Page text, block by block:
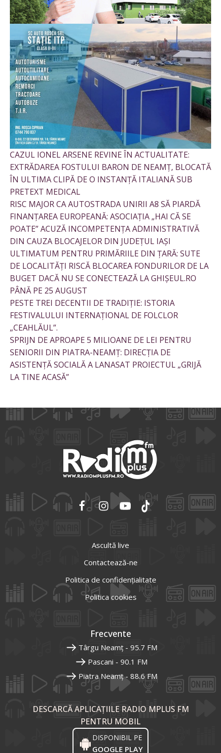
CAZUL IONEL ARSENE REVINE ÎN ACTUALITATE:
EXTRĂDAREA FOSTULUI BARON DE NEAMȚ, BLOCATĂ
ÎN ULTIMA CLIPĂ DE O INSTANȚĂ ITALIANĂ SUB
PRETEXT MEDICAL
RISC MAJOR CA AUTOSTRADA UNIRII A8 SĂ PIARDĂ
FINANȚAREA EUROPEANĂ: ASOCIAȚIA „HAI CĂ SE
POATE” ACUZĂ INCOMPETENȚA ADMINISTRATIVĂ
DIN CAUZA BLOCAJELOR DIN JUDEȚUL IAȘI
ULTIMATUM PENTRU PRIMĂRIILE DIN ȚARĂ: SUTE
DE LOCALITĂȚI RISCĂ BLOCAREA FONDURILOR DE LA
BUGET DACĂ NU SE CONECTEAZĂ LA GHIȘEUL.RO
PÂNĂ PE 25 AUGUST
PESTE TREI DECENTII DE TRADIȚIE: ISTORIA
FESTIVALULUI INTERNAȚIONAL DE FOLCLOR
„CEAHLĂUL”.
SPRIJN DE APROAPE 5 MILIOANE DE LEI PENTRU
SENIORII DIN PIATRA-NEAMȚ: DIRECȚIA DE
ASISTENȚĂ SOCIALĂ A LANASAT PROIECTUL „GRIJĂ
LA TINE ACASĂ”
Ascultă live
Contactează-ne
Politica de confidențialitate
Politica cookies
Frecvente
Târgu Neamț - 95.7 FM
Pascani - 90.1 FM
Piatra Neamț - 88.6 FM
DESCARCĂ APLICAȚIILE RADIO MPLUS FM
PENTRU MOBIL
DISPONIBIL PE
GOOGLE PLAY